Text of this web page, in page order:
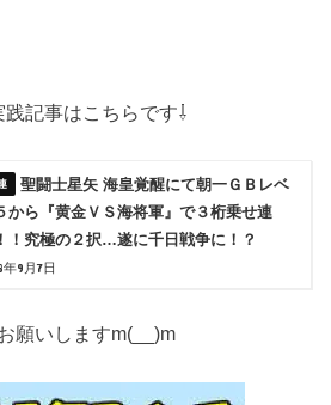
記事はこちらです⇩
聖闘士星矢 海皇覚醒にて朝一ＧＢレベ
から『黄金ＶＳ海将軍』で３桁乗せ連
！究極の２択…遂に千日戦争に！？
年9月7日
願いしますm(__)m